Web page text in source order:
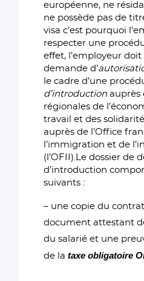
européenne, ne
ne possède pas de
visa c’est pourquoi
respecter une
effet, l’employeur
demande d’
le cadre d’une
d’introductionauprès
régionales de
travail et des
auprès de l’Office
l’immigration et de
(l’OFII).Le dossier de
d’introduction
suivants :
– une copie du
document attestant
du salarié et une
de lataxe obligatoire